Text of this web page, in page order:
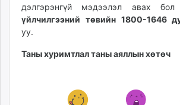
дэлгэрэнгүй мэдээлэл авах бол
үйлчилгээний төвийн 1800-1646
уу.
Таны хуримтлалтаны аяллын хөтөч